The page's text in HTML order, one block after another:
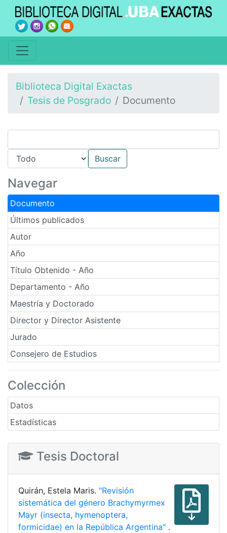
Biblioteca Digital Exactas
Tesis de Posgrado
Documento
Navegar
Documento
Últimos publicados
Autor
Año
Título Obtenido - Año
Departamento - Año
Maestría y Doctorado
Director y Director Asistente
Jurado
Consejero de Estudios
Colección
Datos
Estadísticas
Tesis Doctoral
Quirán, Estela Maris. "Revisión
sistemática del género Brachymyrmex
Mayr (insecta, hymenoptera,
formicidae) en la República Argentina" .